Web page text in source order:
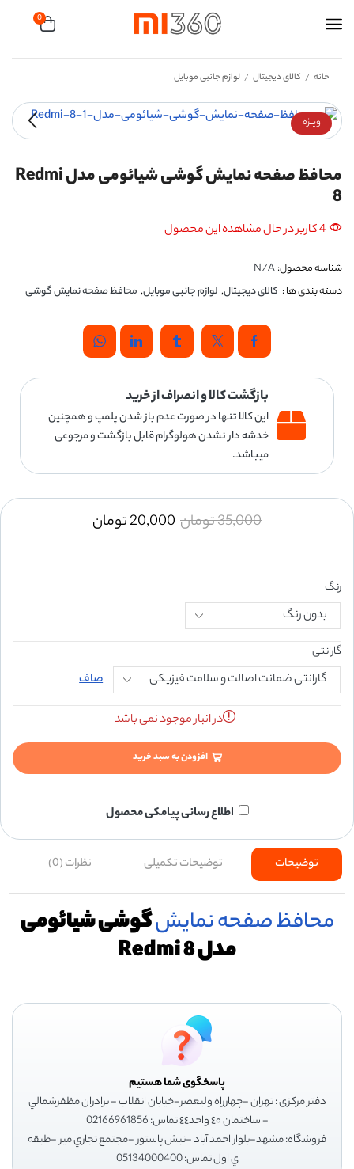
0
خانه / کالای دیجیتال / لوازم جانبی موبایل
ویــژه
محافظ صفحه نمایش گوشی شیائومی مدل Redmi
8
4 کاربر در حال مشاهده این محصول
شناسه محصول:N/A
دسته بندی ها : کالای دیجیتال, لوازم جانبی موبایل, محافظ صفحه نمایش گوشی
بازگشت کالا و انصراف از خرید
این کالا تنها در صورت عدم باز شدن پلمپ و همچنین
خدشه دار نشدن هولوگرام قابل بازگشت و مرجوعی
میباشد.
35,000تومان 20,000تومان
رنگ
گارانتی
صاف
در انبار موجود نمی باشد
افزودن به سبد خرید
اطلاع رسانی پیامکی محصول
توضیحات توضیحات تکمیلی نظرات (0)
محافظ صفحه نمایشگوشی شیائومی
مدل Redmi 8
پاسخگوی شما هستیم
دفتر مرکزی : تهران -چهارراه وليعصر-خيابان انقلاب - برادران مظفرشمالي
- ساختمان ٤٠ واحد٤٤ تماس: 02166961856
فروشگاه: مشهد-بلوار احمد آباد -نبش پاستور -مجتمع تجاري مير -طبقه
ي اول تماس: 05134000400